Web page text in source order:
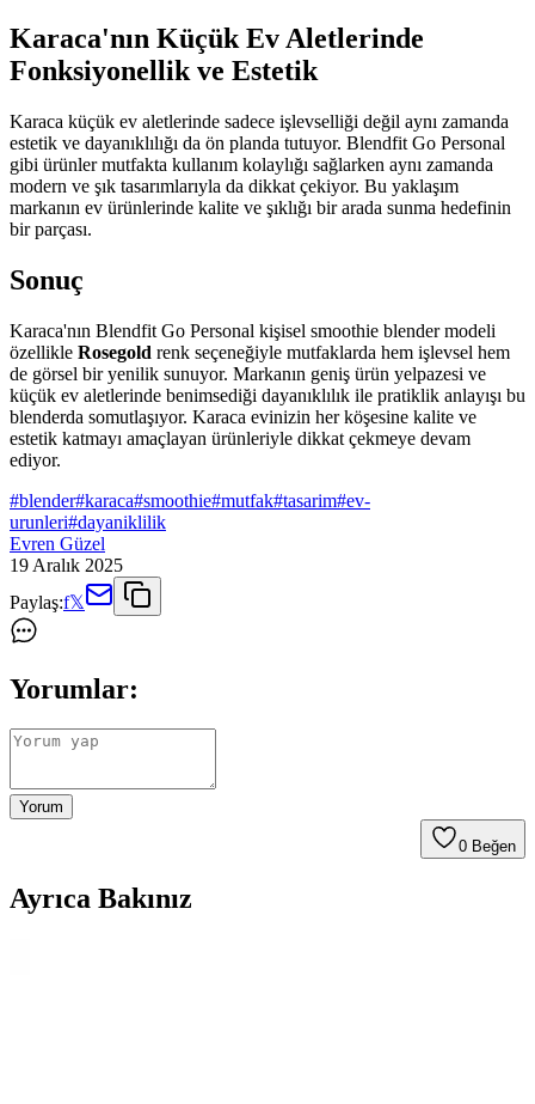
Karaca'nın Küçük Ev Aletlerinde
Fonksiyonellik ve Estetik
Karaca küçük ev aletlerinde sadece işlevselliği değil aynı zamanda
estetik ve dayanıklılığı da ön planda tutuyor. Blendfit Go Personal
gibi ürünler mutfakta kullanım kolaylığı sağlarken aynı zamanda
modern ve şık tasarımlarıyla da dikkat çekiyor. Bu yaklaşım
markanın ev ürünlerinde kalite ve şıklığı bir arada sunma hedefinin
bir parçası.
Sonuç
Karaca'nın Blendfit Go Personal kişisel smoothie blender modeli
özellikle Rosegold renk seçeneğiyle mutfaklarda hem işlevsel hem
de görsel bir yenilik sunuyor. Markanın geniş ürün yelpazesi ve
küçük ev aletlerinde benimsediği dayanıklılık ile pratiklik anlayışı bu
blenderda somutlaşıyor. Karaca evinizin her köşesine kalite ve
estetik katmayı amaçlayan ürünleriyle dikkat çekmeye devam
ediyor.
#blender#karaca#smoothie#mutfak#tasarim#ev-
urunleri#dayaniklilik
Evren Güzel
19 Aralık 2025
Paylaş:f𝕏
Yorumlar:
Yorum
0 Beğen
Ayrıca Bakınız